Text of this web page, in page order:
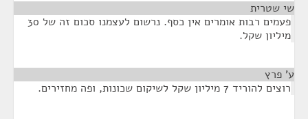
שי שטרית
פעמים רבות אומרים אין כסף. נרשום לעצמנו סכום זה של 30
מיליון שקל.
ע' פרץ
רוצים להוריד 7 מיליון שקל לשיקום שכונות, ופה מחזירים.